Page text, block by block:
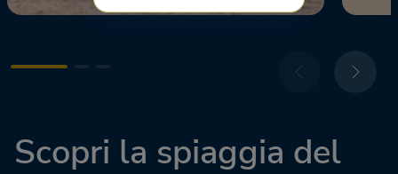
Scopri la spiaggia del